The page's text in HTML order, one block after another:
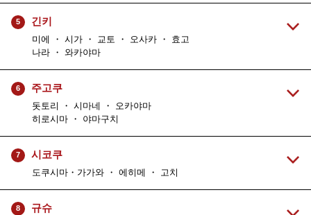
5 긴키
미에 ・ 시가 ・ 교토 ・ 오사카 ・ 효고
나라 ・ 와카야마
6 주고쿠
돗토리 ・ 시마네 ・ 오카야마
히로시마 ・ 야마구치
7 시코쿠
도쿠시마・가가와 ・ 에히메 ・ 고치
8 규슈